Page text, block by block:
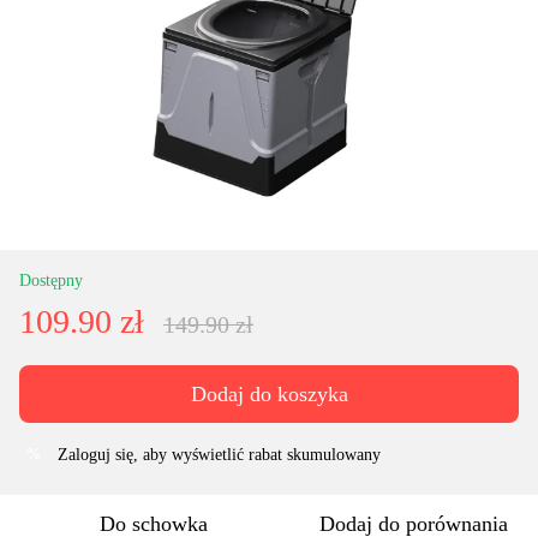
Dostępny
109.90 zł 149.90 zł
Dodaj do koszyka
Zaloguj się , aby wyświetlić rabat skumulowany
Do schowka Dodaj do porównania